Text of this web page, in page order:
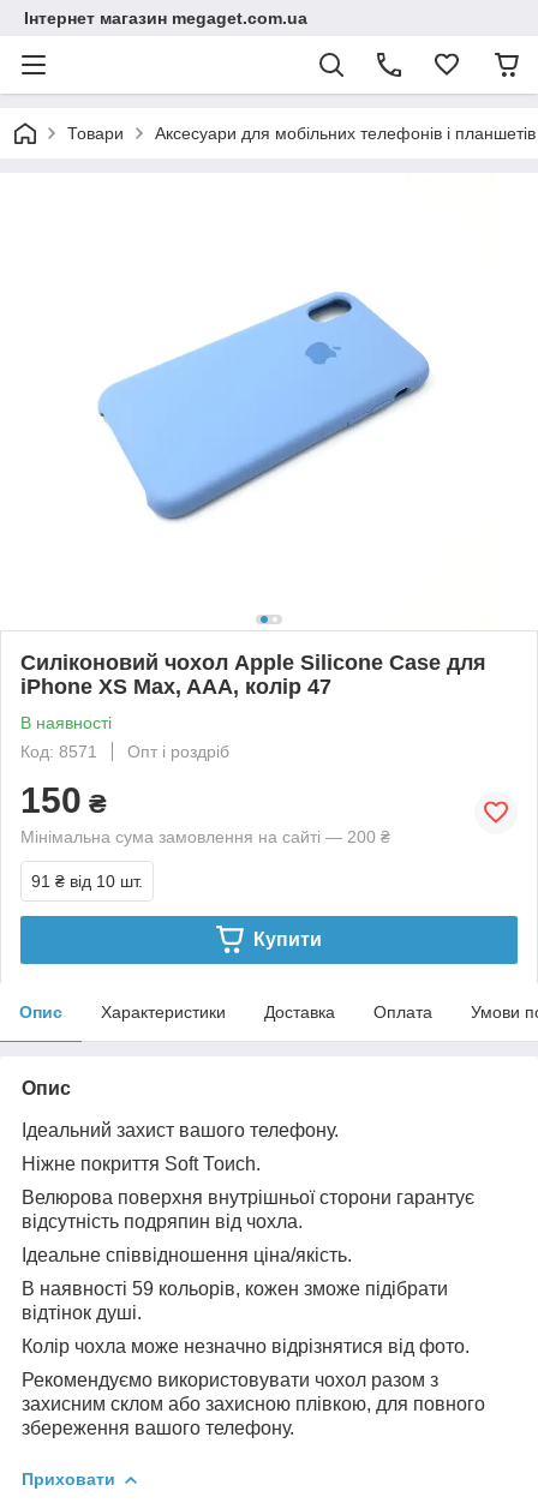
Інтернет магазин megaget.com.ua
Товари Аксесуари для мобільних телефонів і планшетів
Силіконовий чохол Apple Silicone Case для
iPhone XS Max, AAA, колір 47
В наявності
Код: 8571
Опт і роздріб
150 ₴
Мінімальна сума замовлення на сайті — 200 ₴
91 ₴ від 10 шт.
Купити
Опис Характеристики Доставка Оплата Умови
Опис
Ідеальний захист вашого телефону.
Ніжне покриття Soft Тоисһ.
Велюрова поверхня внутрішньої сторони гарантує
відсутність подряпин від чохла.
Ідеальне співвідношення ціна/якість.
В наявності 59 кольорів, кожен зможе підібрати
відтінок душі.
Колір чохла може незначно відрізнятися від фото.
Рекомендуємо використовувати чохол разом з
захисним склом або захисною плівкою, для повного
збереження вашого телефону.
Приховати